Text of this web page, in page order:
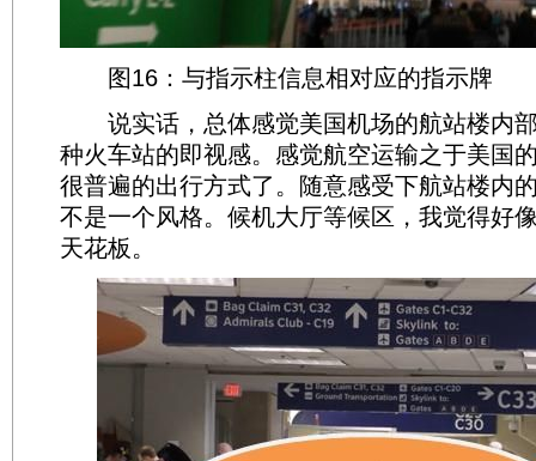
图16：与指示柱信息相对应的指示牌
说实话，总体感觉美国机场的航站楼内部
种火车站的即视感。感觉航空运输之于美国
很普遍的出行方式了。随意感受下航站楼内
不是一个风格。候机大厅等候区，我觉得好
天花板。